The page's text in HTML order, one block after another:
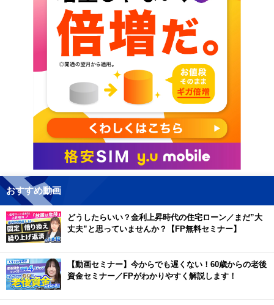
おすすめ動画
どうしたらいい？金利上昇時代の住宅ローン／まだ”大
丈夫”と思っていませんか？【FP無料セミナー】
【動画セミナー】今からでも遅くない！60歳からの老後
資金セミナー／FPがわかりやすく解説します！